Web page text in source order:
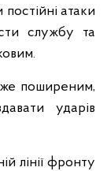
атаки
службу та
поширеним,
ударів
лінії фронту